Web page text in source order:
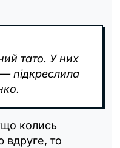
тато. У них
підкреслила
колись
вдруге, то